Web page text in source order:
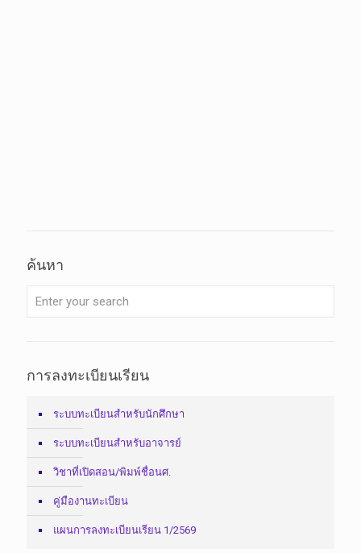
ค้นหา
การลงทะเบียนเรียน
ระบบทะเบียนสำหรับนักศึกษา
ระบบทะเบียนสำหรับอาจารย์
วิชาที่เปิดสอน/พิมพ์ชื่อนศ.
คู่มืองานทะเบียน
แผนการลงทะเบียนเรียน 1/2569